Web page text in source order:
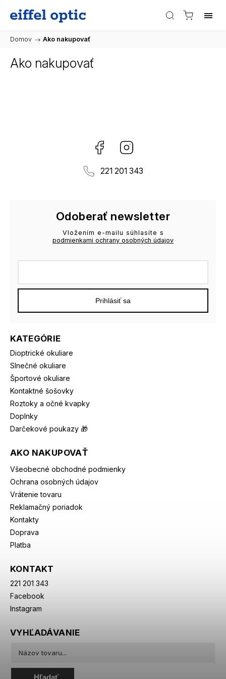
Domov / Ako nakupovať
Ako nakupovať
Facebook
221 201 343
KATEGÓRIE
Dioptrické okuliare
Slnečné okuliare
Športové okuliare
Kontaktné šošovky
Roztoky a očné kvapky
Doplnky
Darčekové poukazy 🎁
AKO NAKUPOVAŤ
Všeobecné obchodné podmienky
Ochrana osobných údajov
Vrátenie tovaru
Reklamačný poriadok
Kontakty
Doprava
Platba
KONTAKT
221 201 343
Facebook
Instagram
Odoberať newsletter
Vložením e-mailu súhlasíte s
podmienkami ochrany osobných údajov
Prihlásiť sa
VYHĽADÁVANIE